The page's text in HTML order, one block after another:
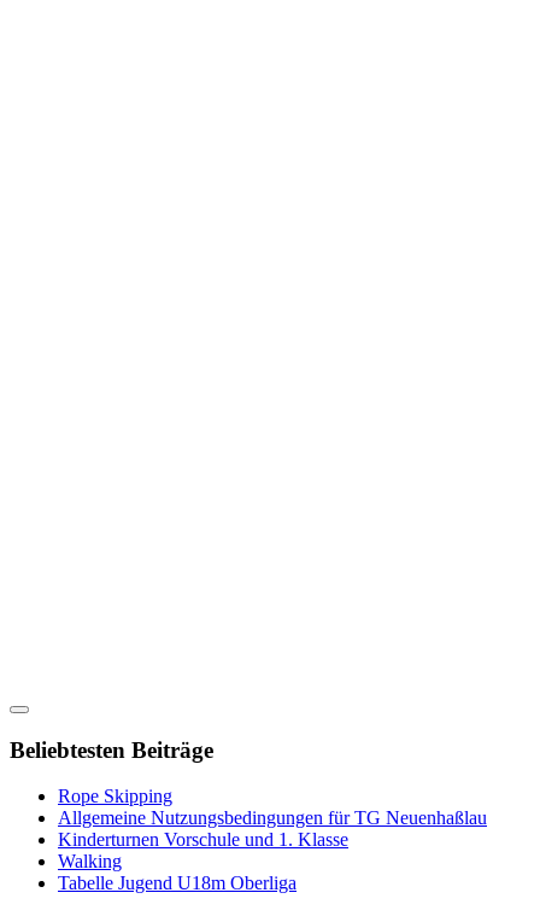
Beliebtesten Beiträge
Rope Skipping
Allgemeine Nutzungsbedingungen für TG Neuenhaßlau
Kinderturnen Vorschule und 1. Klasse
Walking
Tabelle Jugend U18m Oberliga